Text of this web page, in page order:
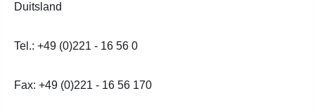
Duitsland
Tel.: +49 (0)221 - 16 56 0
Fax: +49 (0)221 - 16 56 170